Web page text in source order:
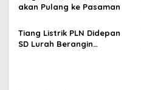
Persiapan Sosialisasi
Pendidikan Pemilih di SMA
akan Pulang ke Pasaman
Tiang Listrik PLN Didepan
SD Lurah Berangin